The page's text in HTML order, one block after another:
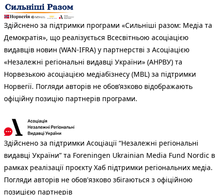
Здійснено за підтримки програми «Сильніші разом: Медіа та
Демократія», що реалізується Всесвітньою асоціацією
видавців новин (WAN-IFRA) у партнерстві з Асоціацією
«Незалежні регіональні видавці України» (АНРВУ) та
Норвезькою асоціацією медіабізнесу (MBL) за підтримки
Норвегії. Погляди авторів не обов’язково відображають
офіційну позицію партнерів програми.
Здійснено за підтримки Асоціації “Незалежні регіональні
видавці України” та Foreningen Ukrainian Media Fund Nordic в
рамках реалізації проєкту Хаб підтримки регіональних медіа.
Погляди авторів не обов'язково збігаються з офіційною
позицією партнерів